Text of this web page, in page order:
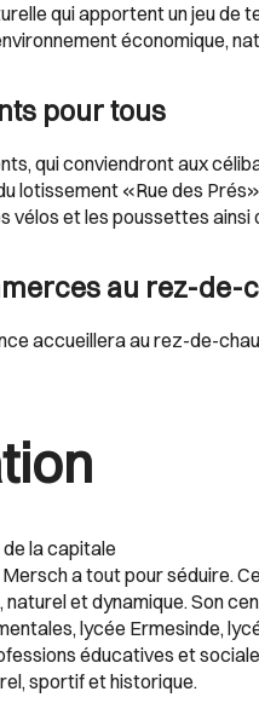
qui apportent un jeu de
économique,
pour tous
qui conviendront aux
lotissement «Rue des
vélos et les poussettes
au rez-de-
accueillera au rez-de-
la capitale
a tout pour séduire.
naturel et dynamique. Son
lycée Ermesinde,
éducatives et
sportif et historique.